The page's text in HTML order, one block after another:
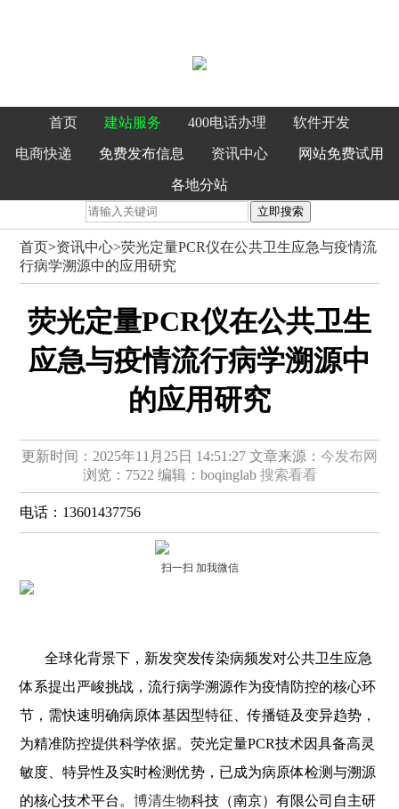
首页 建站服务 400电话办理 软件开发
电商快递 免费发布信息 资讯中心 网站免费试用
各地分站
立即搜索
首页>资讯中心>荧光定量PCR仪在公共卫生应急与疫情流
行病学溯源中的应用研究
荧光定量PCR仪在公共卫生
应急与疫情流行病学溯源中
的应用研究
更新时间：2025年11月25日 14:51:27 文章来源： 今发布网
浏览：7522 编辑：boqinglab 搜索看看
电话： 13601437756
扫一扫 加我微信
全球化背景下，新发突发传染病频发对公共卫生应急
体系提出严峻挑战，流行病学溯源作为疫情防控的核心环
节，需快速明确病原体基因型特征、传播链及变异趋势，
为精准防控提供科学依据。荧光定量PCR技术因具备高灵
敏度、特异性及实时检测优势，已成为病原体检测与溯源
的核心技术平台。博清生物科技（南京）有限公司自主研